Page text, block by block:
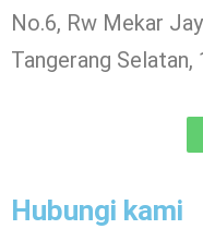
No.6, Rw Mekar
Tangerang Selatan,
Hubungi kami